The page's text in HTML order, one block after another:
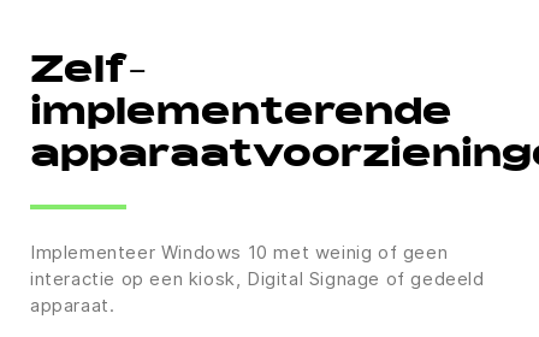
Zelf-
implementerende
Implementeer Windows 10 met weinig of geen
interactie op een kiosk, Digital Signage of gedeeld
apparaat.